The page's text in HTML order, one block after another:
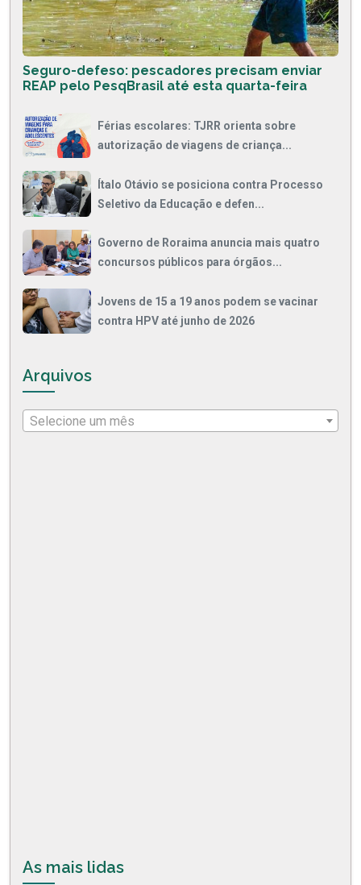
Seguro-defeso: pescadores precisam enviar
REAP pelo PesqBrasil até esta quarta-feira
Férias escolares: TJRR orienta sobre
autorização de viagens de criança...
Ítalo Otávio se posiciona contra Processo
Seletivo da Educação e defen...
Governo de Roraima anuncia mais quatro
concursos públicos para órgãos...
Jovens de 15 a 19 anos podem se vacinar
contra HPV até junho de 2026
Arquivos
Selecione um mês
As mais lidas